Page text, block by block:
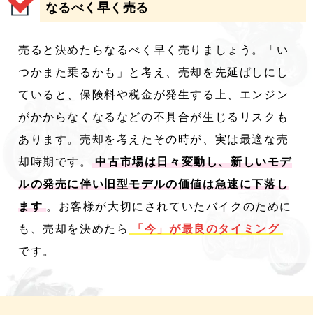
なるべく早く売る
売ると決めたらなるべく早く売りましょう。「い
つかまた乗るかも」と考え、売却を先延ばしにし
ていると、保険料や税金が発生する上、エンジン
がかからなくなるなどの不具合が生じるリスクも
あります。売却を考えたその時が、実は最適な売
却時期です。
中古市場は日々変動し、新しいモデ
ルの発売に伴い旧型モデルの価値は急速に下落し
ます 。お客様が大切にされていたバイクのために
も、売却を決めたら
「今」が最良のタイミング
です。